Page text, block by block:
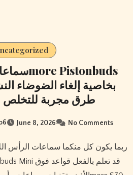
طرق مجربة للتخلص
June 8, 2026 No Comments
ربما يكون كل منكما سماعات الرأس اللاسلكية الصغيرة المقاومة